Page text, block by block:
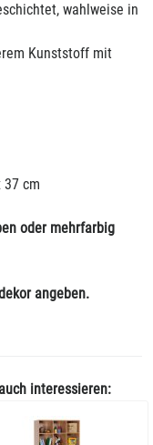
wahlweise in
Kunststoff mit
37 cm
oder mehrfarbig
angeben.
interessieren: